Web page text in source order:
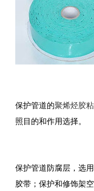
保护管道的聚烯烃胶
照目的和作用选择。
保护管道防腐层，选
胶带；保护和修饰架